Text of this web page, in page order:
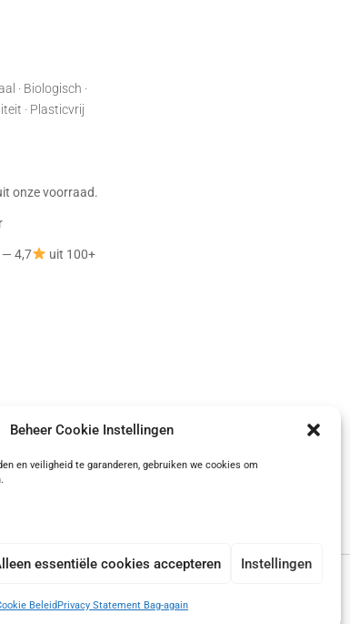
Beheer Cookie Instellingen
en veiligheid te garanderen, gebruiken we cookies om
essentiële cookies accepteren Instellingen
BeleidPrivacy Statement Bag-again
· Biologisch ·
· Plasticvrij
onze voorraad.
— 4,7
uit 100+